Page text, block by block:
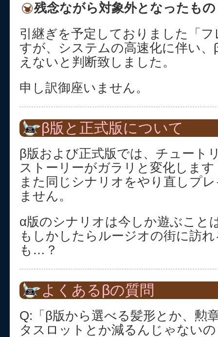
残念ながら対象外となったもの
引継ぎを予定しておりました「
すが、システムの高速化に伴い
えないと判断致しました。
申し訳御座いません。
β版と正式版について
β版および正式版では、チュート
ストーリーがガラリと変化します
また同じシナリオをやり直しプ
ません。
α版のシナリオは今しか遊ぶこと
もしかしたらルージオの街に訪
も…？
よくあるβの質問
Q:「β版から選べる髪形とか、勲
タスロットとか減るんじゃない